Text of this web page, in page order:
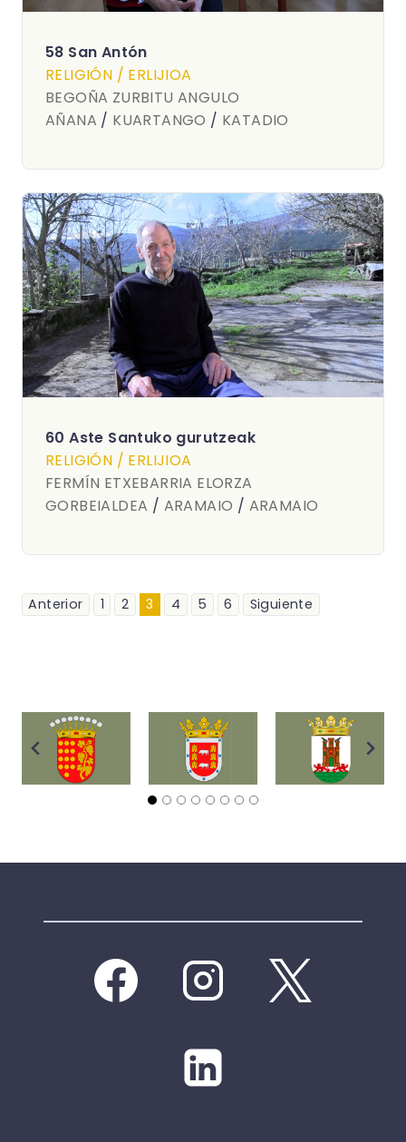
58 San Antón
RELIGIÓN / ERLIJIOA
BEGOÑA ZURBITU ANGULO
AÑANA / KUARTANGO / KATADIO
60 Aste Santuko gurutzeak
RELIGIÓN / ERLIJIOA
FERMÍN ETXEBARRIA ELORZA
GORBEIALDEA / ARAMAIO / ARAMAIO
Anterior 1 2 3 4 5 6 Siguiente